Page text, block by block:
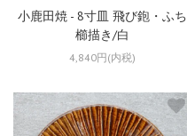
小鹿田焼 - 8寸皿 飛び鉋・ふち
櫛描き/白
4,840円(内税)